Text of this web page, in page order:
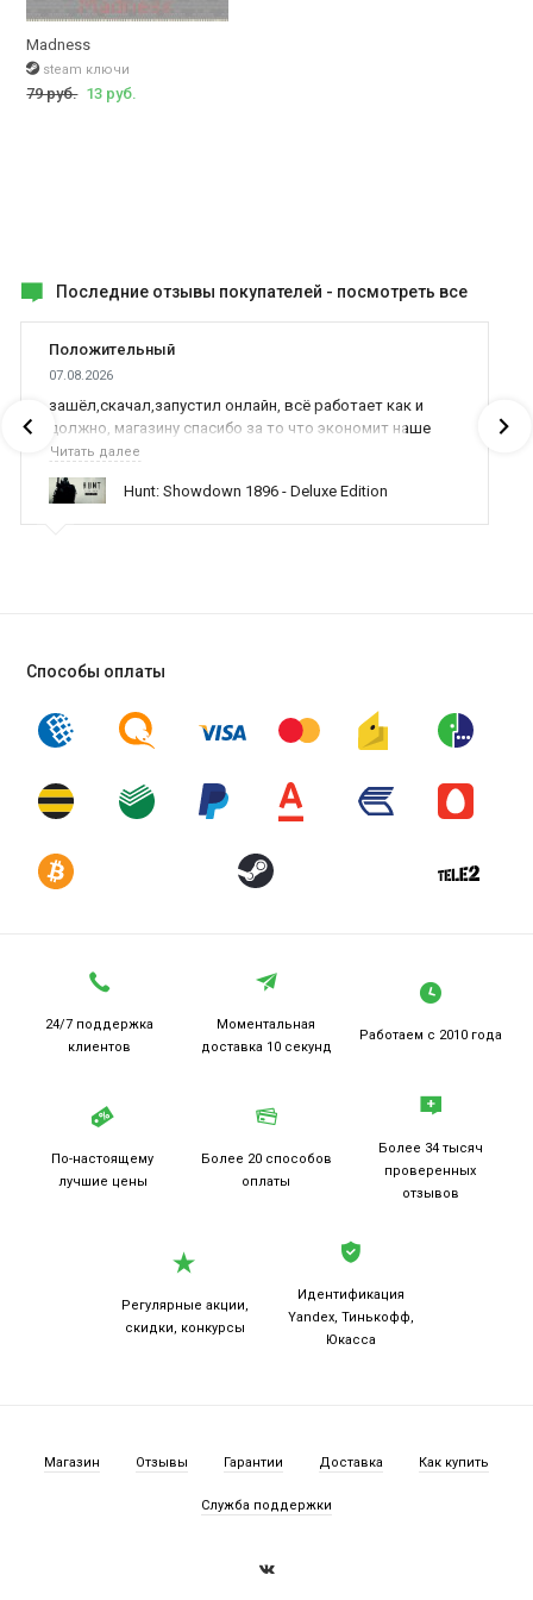
Madness
steam ключи
79 руб. 13 руб.
Последние отзывы покупателей - посмотреть все
Положительный
07.08.2026
зашёл,скачал,запустил онлайн, всё работает как и
должно, магазину спасибо за то что экономит наше
время,нервы и деньги, ребята вы красава оказываете
поддержку населению и походу из всех только вы и
оказываете помощь
Читать далее
Hunt: Showdown 1896 - Deluxe Edition
Способы оплаты
24/7 поддержка
клиентов
Моментальная
доставка 10 секунд
Работаем с 2010 года
По-настоящему
лучшие цены
Более 20 способов
оплаты
Более 34 тысяч
проверенных
отзывов
Регулярные акции,
скидки, конкурсы
Идентификация
Yandex, Тинькофф,
Юкасса
Магазин Отзывы Гарантии Доставка Как купить
Служба поддержки